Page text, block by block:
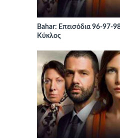
Bahar: Επεισόδια 96-97-
Κύκλος